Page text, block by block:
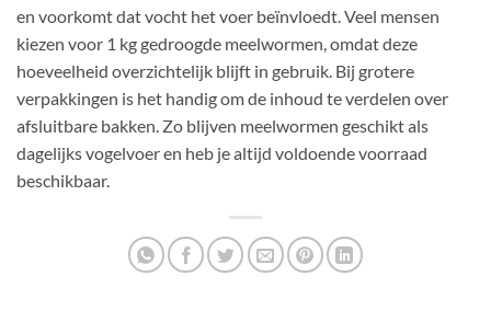
en voorkomt dat vocht het voer beïnvloedt. Veel mensen
kiezen voor 1 kg gedroogde meelwormen, omdat deze
hoeveelheid overzichtelijk blijft in gebruik. Bij grotere
verpakkingen is het handig om de inhoud te verdelen over
afsluitbare bakken. Zo blijven meelwormen geschikt als
dagelijks vogelvoer en heb je altijd voldoende voorraad
beschikbaar.